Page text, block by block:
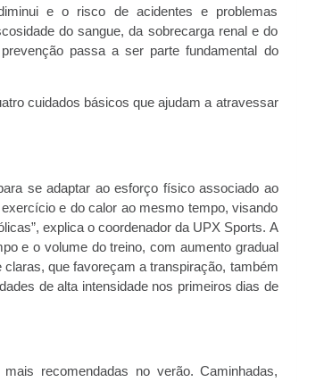
e o risco de acidentes e problemas
do sangue, da sobrecarga renal e do
passa a ser parte fundamental do
cuidados básicos que ajudam a atravessar
se adaptar ao esforço físico associado ao
e do calor ao mesmo tempo, visando
explica o coordenador da UPX Sports. A
e o volume do treino, com aumento gradual
que favoreçam a transpiração, também
de alta intensidade nos primeiros dias de
recomendadas no verão. Caminhadas,